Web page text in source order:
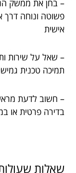
– בחן את ממשק
פשוטה ונוחה דרך
אישית
– שאל על שירות
תמיכה טכנית
– חשוב לדעת
בדירה פרטית או
שאלות